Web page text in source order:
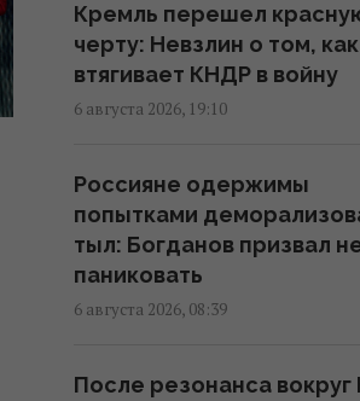
Нацбанк ослабил гривню:
официальный курс валют
Перевод денег на карту
становится вызовом:
необычные новации
Кремль перешел
черту: Невзлин о том,
втягивает КНДР в войну
6 августа 2026, 19:10
Россияне одержимы
попытками
тыл: Богданов призвал
паниковать
6 августа 2026, 08:39
После резонанса